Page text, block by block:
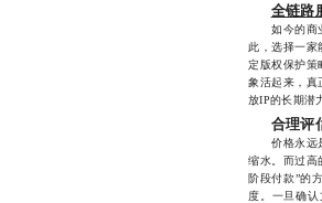
全链路
如今的商业
此，选择一家
定版权保护策
象活起来，真
放IP的长期潜
合理评
价格永远是
缩水。而过高
阶段付款”的
度。一旦确